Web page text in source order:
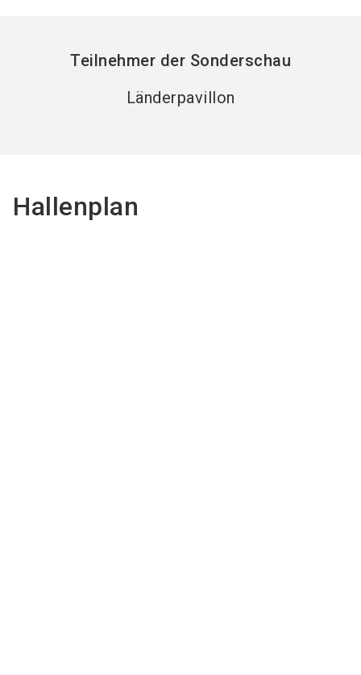
Teilnehmer der Sonderschau
Länderpavillon
Hallenplan